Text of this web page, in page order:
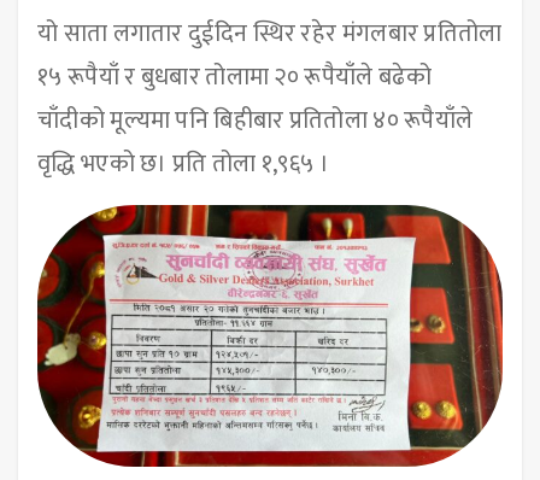
यो साता लगातार दुईदिन स्थिर रहेर मंगलबार प्रतितोला
१५ रूपैयाँ र बुधबार तोलामा २० रूपैयाँले बढेको
चाँदीको मूल्यमा पनि बिहीबार प्रतितोला ४० रूपैयाँले
वृद्धि भएको छ। प्रति तोला १,९६५ ।